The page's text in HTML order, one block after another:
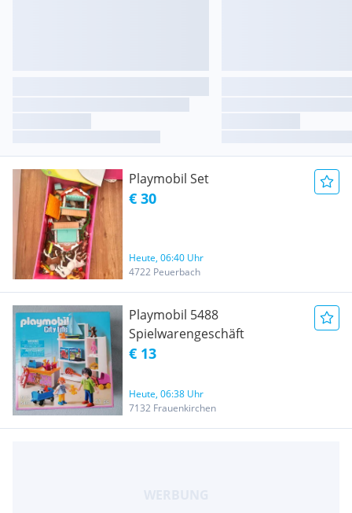
Playmobil Set
€ 30
Heute, 06:40 Uhr
4722 Peuerbach
Playmobil 5488
Spielwarengeschäft
€ 13
Heute, 06:38 Uhr
7132 Frauenkirchen